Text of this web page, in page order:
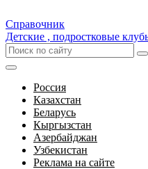
Справочник
Детские , подростковые
Россия
Казахстан
Беларусь
Кыргызстан
Азербайджан
Узбекистан
Реклама на сайте